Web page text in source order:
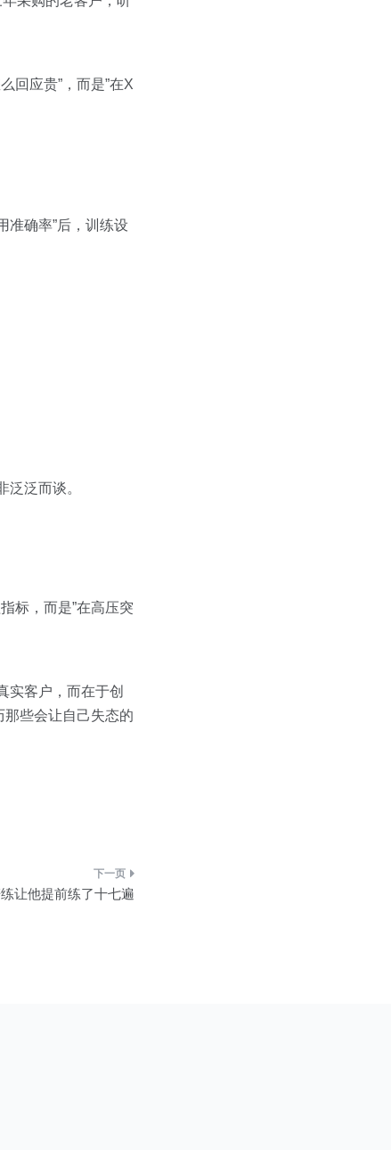
回应贵”，而是”在X
准确率”后，训练设
泛而谈。
标，而是”在高压突
实客户，而在于创
些会让自己失态的
让他提前练了十七遍